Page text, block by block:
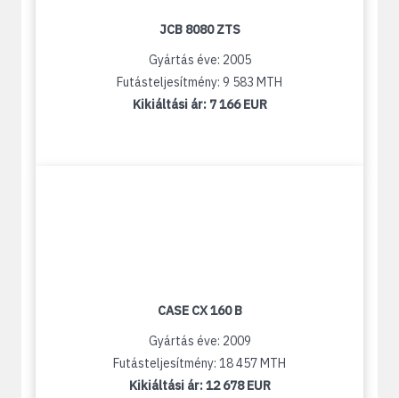
JCB 8080 ZTS
Gyártás éve: 2005
Futásteljesítmény: 9 583 MTH
Kikiáltási ár: 7 166 EUR
CASE CX 160 B
Gyártás éve: 2009
Futásteljesítmény: 18 457 MTH
Kikiáltási ár:12 678 EUR